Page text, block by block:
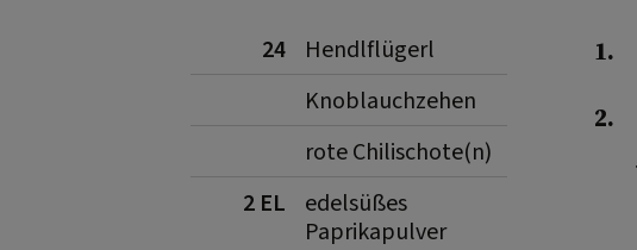
24
Hendlflügerl
Knoblauchzehen
rote Chilischote(n)
2 EL
edelsüßes
Paprikapulver